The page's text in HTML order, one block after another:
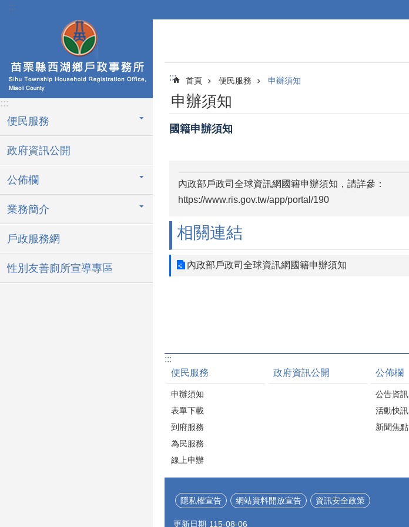
跳到主要內容區塊
:::
:::
便民服務
政府資訊公開
公佈欄
業務簡介
戶政服務網
性別友善廁所宣導專區
::: 首頁 便民服務 申辦須知
申辦須知
國籍申辦須知
內政部戶政司全球資訊網國籍申辦須知，請詳參：
https://www.ris.gov.tw/app/portal/190
相關連結
內政部戶政司全球資訊網國籍申辦須知
:::
便民服務
申辦須知
表單下載
到府服務
為民服務
線上申辦
政府資訊公開 公佈欄
公告資訊
活動快訊
新聞焦點
隱私權宣告 網站資料開放宣告 資訊安全政策
更新日期 115-08-06